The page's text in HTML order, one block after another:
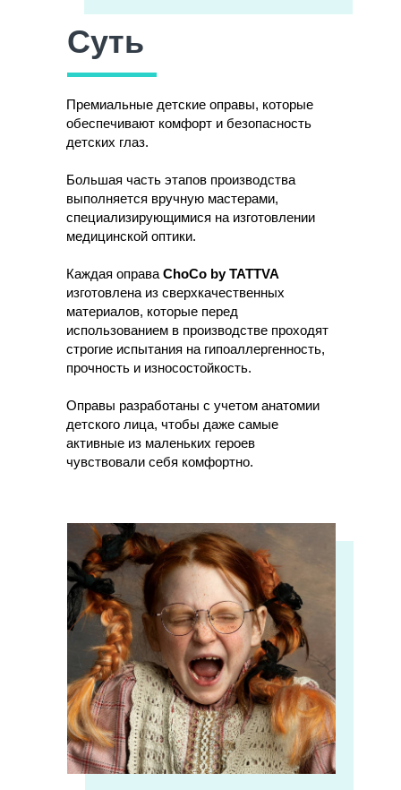
Суть
Премиальные детские оправы, которые
обеспечивают комфорт и безопасность
детских глаз.
Большая часть этапов производства
выполняется вручную мастерами,
специализирующимися на изготовлении
медицинской оптики.
Каждая оправа ChoCo by TATTVA
изготовлена из сверхкачественных
материалов, которые перед
использованием в производстве проходят
строгие испытания на гипоаллергенность,
прочность и износостойкость.
Оправы разработаны с учетом анатомии
детского лица, чтобы даже самые
активные из маленьких героев
чувствовали себя комфортно.